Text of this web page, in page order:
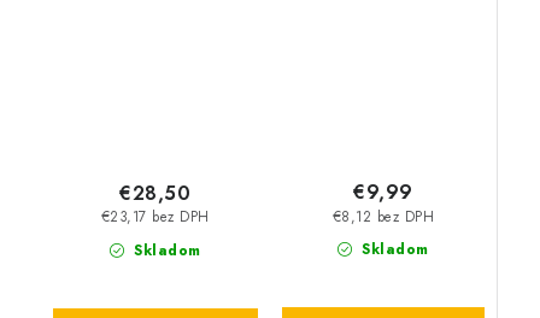
Skladom
€23,17 bez DPH
€28,50
Skladom
€8,12 bez DPH
€9,99